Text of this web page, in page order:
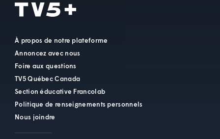
À propos de notre plateforme
Annoncez avec nous
Foire aux questions
TV5 Québec Canada
Section éducative Francolab
Politique de renseignements personnels
Nous joindre